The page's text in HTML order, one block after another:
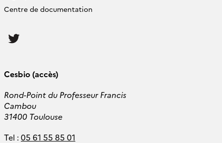
Centre de documentation
Cesbio (accès)
Rond-Point du Professeur Francis
Cambou
31400 Toulouse
Tel : 05 61 55 85 01